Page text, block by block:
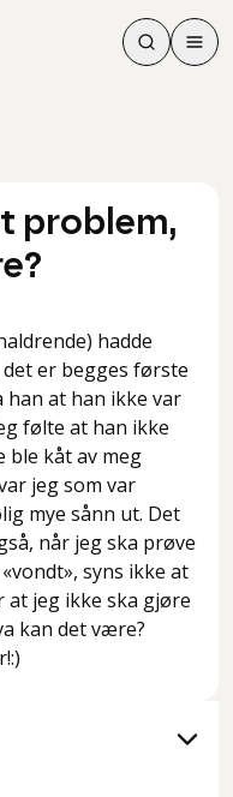
Søk
Søk
Meny
problem,
hadde
er begges første
han at han ikke var
følte at han ikke
ble kåt av meg
jeg som var
mye sånn ut. Det
når jeg ska prøve
syns ikke at
at jeg ikke ska gjøre
kan det være?